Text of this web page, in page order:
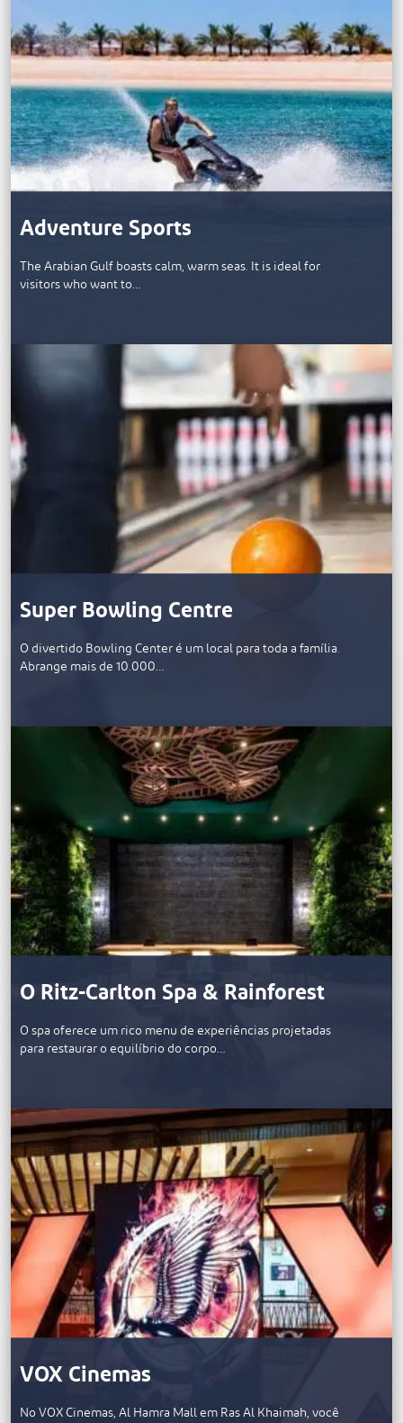
Adventure Sports
The Arabian Gulf boasts calm, warm seas. It is ideal for
visitors who want to…
Super Bowling Centre
O divertido Bowling Center é um local para toda a família.
Abrange mais de 10.000…
O Ritz-Carlton Spa & Rainforest
O spa oferece um rico menu de experiências projetadas
para restaurar o equilíbrio do corpo…
VOX Cinemas
No VOX Cinemas, Al Hamra Mall em Ras Al Khaimah, você